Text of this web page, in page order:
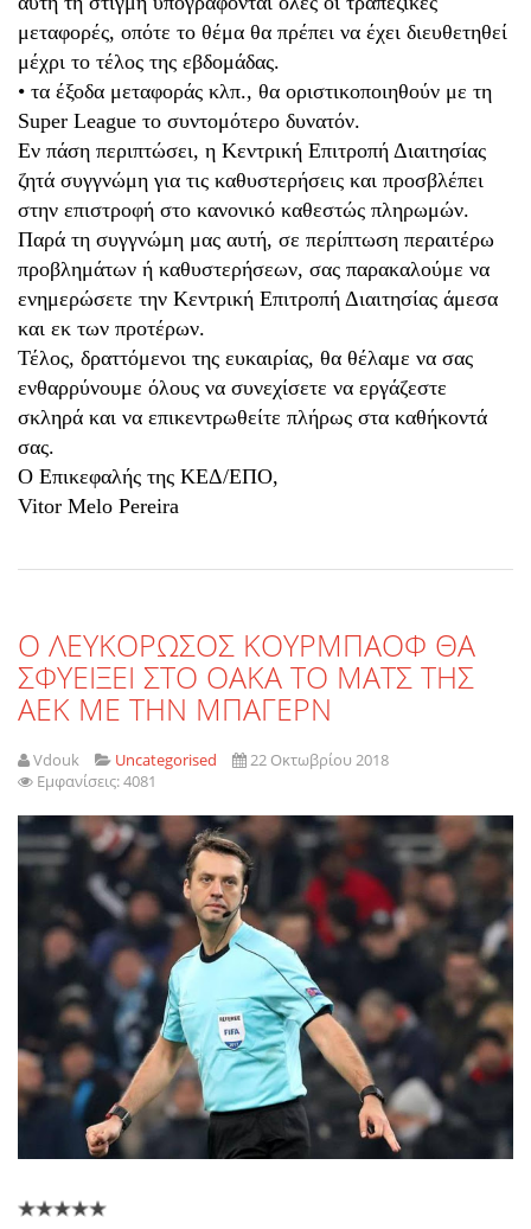
μεταφορές, οπότε το θέμα θα πρέπει να έχει διευθετηθεί
μέχρι το τέλος της εβδομάδας.
• τα έξοδα μεταφοράς κλπ., θα οριστικοποιηθούν με τη
Super League το συντομότερο δυνατόν.
Εν πάση περιπτώσει, η Κεντρική Επιτροπή Διαιτησίας
ζητά συγγνώμη για τις καθυστερήσεις και προσβλέπει
στην επιστροφή στο κανονικό καθεστώς πληρωμών.
Παρά τη συγγνώμη μας αυτή, σε περίπτωση περαιτέρω
προβλημάτων ή καθυστερήσεων, σας παρακαλούμε να
ενημερώσετε την Κεντρική Επιτροπή Διαιτησίας άμεσα
και εκ των προτέρων.
Τέλος, δραττόμενοι της ευκαιρίας, θα θέλαμε να σας
ενθαρρύνουμε όλους να συνεχίσετε να εργάζεστε
σκληρά και να επικεντρωθείτε πλήρως στα καθήκοντά
σας.
O Επικεφαλής της ΚΕΔ/ΕΠΟ,
Vitor Melo Pereira
Ο ΛΕΥΚΟΡΩΣΟΣ ΚΟΥΡΜΠΑΟΦ ΘΑ
ΣΦΥΕΙΞΕΙ ΣΤΟ ΟΑΚΑ ΤΟ ΜΑΤΣ ΤΗΣ
ΑΕΚ ΜΕ ΤΗΝ ΜΠΑΓΕΡΝ
Vdouk Uncategorised
22 Οκτωβρίου 2018
Εμφανίσεις: 4081